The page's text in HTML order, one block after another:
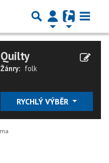
Quilty
Žánry: folk
RYCHLÝ VÝBĚR